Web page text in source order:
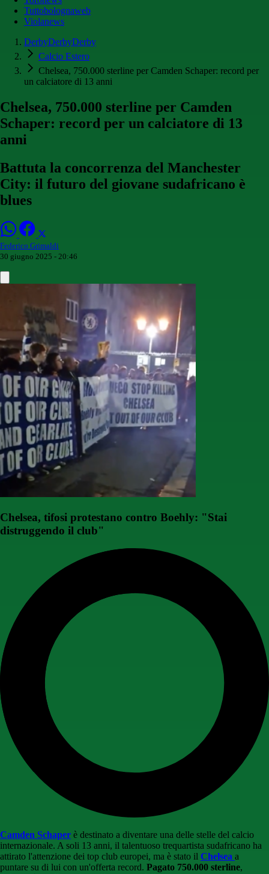
Tuttobolognaweb
Violanews
DerbyDerbyDerby
Calcio Estero
Chelsea, 750.000 sterline per Camden Schaper: record per
un calciatore di 13 anni
Chelsea, 750.000 sterline per Camden
Schaper: record per un calciatore di 13
anni
Battuta la concorrenza del Manchester
City: il futuro del giovane sudafricano è
blues
Federico Grimaldi
30 giugno 2025 - 20:46
Chelsea, tifosi protestano contro Boehly: "Stai
distruggendo il club"
Camden Schaper è destinato a diventare una delle stelle del calcio
internazionale. A soli 13 anni, il talentuoso trequartista sudafricano ha
attirato l'attenzione dei top club europei, ma è stato il Chelsea a
puntare su di lui con un'offerta record. Pagato 750.000 sterline,